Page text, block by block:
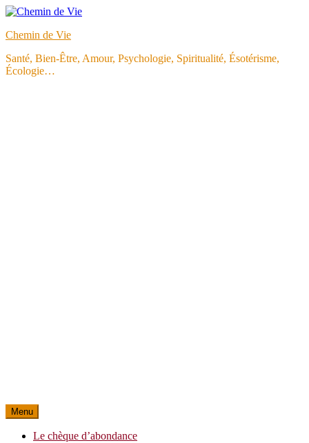
Aller
contenu
Chemin de Vie
Santé, Bien-Être, Amour, Psychologie, Spiritualité, Ésotérisme,
Écologie…
Menu
Le chèque d’abondance